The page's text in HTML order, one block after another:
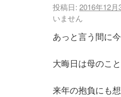
投稿日: 2016年12月
いません
あっと言う間に
大晦日は母のこ
来年の抱負にも